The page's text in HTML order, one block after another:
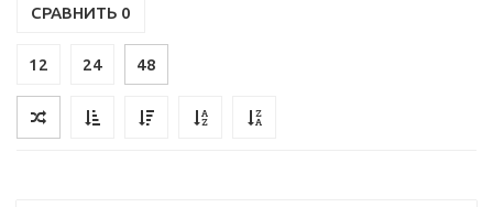
СРАВНИТЬ 0
12 24 48